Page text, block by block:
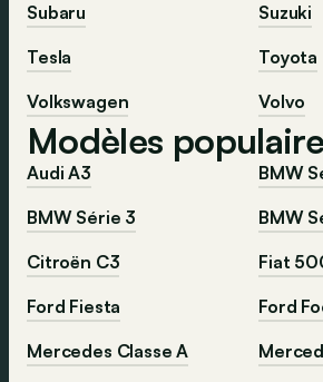
Subaru
Suzuki
Tesla
Toyota
Volkswagen
Volvo
Modèles
Audi A3
BMW
BMW Série 3
BMW
Citroën C3
Fiat
Ford Fiesta
Ford
Mercedes Classe A